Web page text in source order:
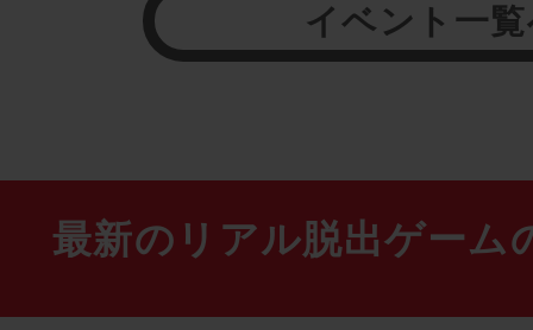
イベント一
最新のリアル脱出ゲーム